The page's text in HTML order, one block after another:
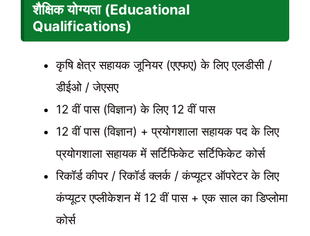
शैक्षिक योग्यता (Educational
Qualifications)
कृषि क्षेत्र सहायक जूनियर (एएफए) के लिए एलडीसी /
डीईओ / जेएसए
12 वीं पास (विज्ञान) के लिए 12 वीं पास
12 वीं पास (विज्ञान) + प्रयोगशाला सहायक पद के लिए
प्रयोगशाला सहायक में सर्टिफिकेट सर्टिफिकेट कोर्स
रिकॉर्ड कीपर / रिकॉर्ड क्लर्क / कंप्यूटर ऑपरेटर के लिए
कंप्यूटर एप्लीकेशन में 12 वीं पास + एक साल का डिप्लोमा
कोर्स